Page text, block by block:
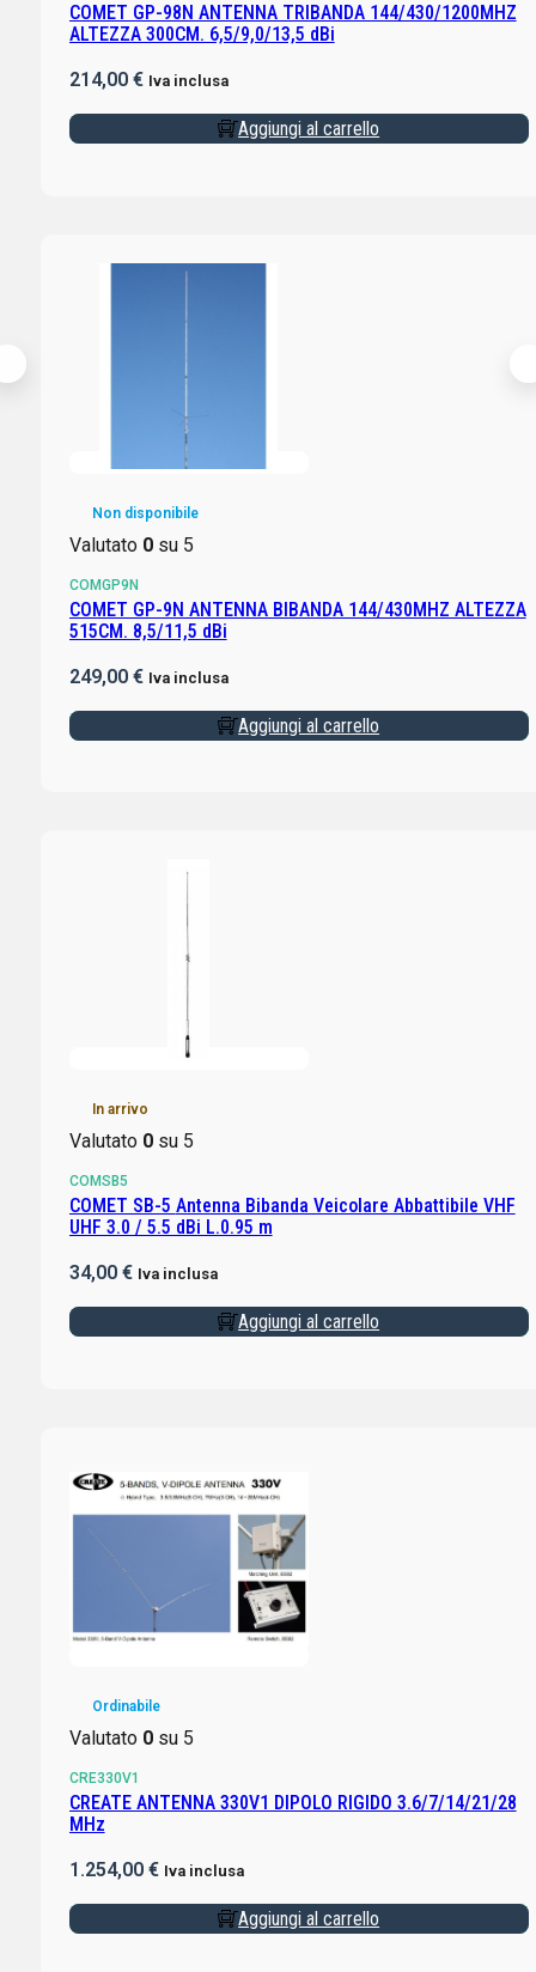
COMET GP-98N ANTENNA TRIBANDA 144/430/1200MHZ
ALTEZZA 300CM. 6,5/9,0/13,5 dBi
214,00 € Iva inclusa
Aggiungi al carrello
Non disponibile
Valutato 0su 5
COMGP9N
COMET GP-9N ANTENNA BIBANDA 144/430MHZ ALTEZZA
515CM. 8,5/11,5 dBi
249,00 € Iva inclusa
Aggiungi al carrello
In arrivo
Valutato 0su 5
COMSB5
COMET SB-5 Antenna Bibanda Veicolare Abbattibile VHF
UHF 3.0 / 5.5 dBi L.0.95 m
34,00 € Iva inclusa
Aggiungi al carrello
Ordinabile
Valutato 0su 5
CRE330V1
CREATE ANTENNA 330V1 DIPOLO RIGIDO 3.6/7/14/21/28
MHz
1.254,00 € Iva inclusa
Aggiungi al carrello